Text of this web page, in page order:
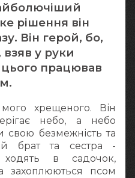
рішення він
Він герой, бо,
у руки
працював
хрещеного. Він
небо, а небо
безмежність та
брат та сестра -
в садочок,
псом